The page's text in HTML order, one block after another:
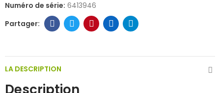
Numéro de série: 6413946
LA DESCRIPTION